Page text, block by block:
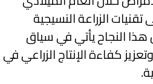
تقنيات الزراعة النسيجية
هذا النجاح يأتي في سياق
كفاءة الإنتاج الزراعي في